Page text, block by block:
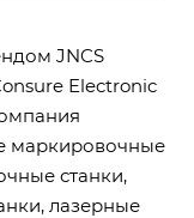
JNCS
Electronic
маркировочные
станки,
лазерные